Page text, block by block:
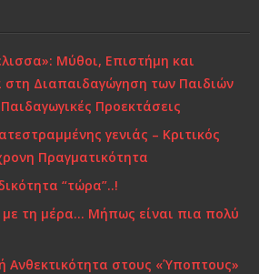
Μύθοι, Επιστήμη και
Διαπαιδαγώγηση των Παιδιών
Προεκτάσεις
γενιάς – Κριτικός
Πραγματικότητα
“τώρα”..!
με τη μέρα… Μήπως είναι πια πολύ
Ανθεκτικότητα στους «Ύποπτους»